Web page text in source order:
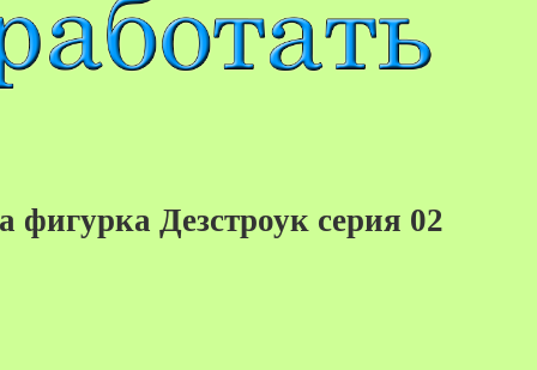
Дезстроук серия 02